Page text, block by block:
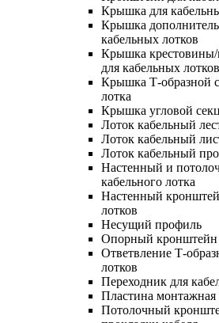
Крышка для
Крышка
кабельных лотков
Крышка крестовины/
для кабельных лотков
Крышка Т-образной
лотка
Крышка угловой
Лоток кабельный
Лоток кабельный
Лоток кабельный
Настенный и
кабельного лотка
Настенный
лотков
Несущий профиль
Опорный кронштейн
Ответвление Т-
лотков
Переходник для
Пластина монтажная
Потолочный